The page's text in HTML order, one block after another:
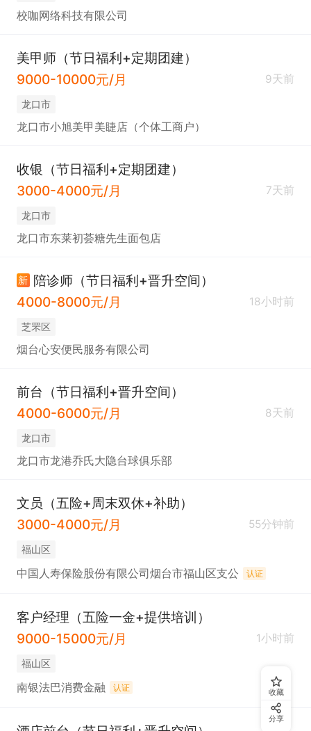
校咖网络科技有限公司
美甲师（节日福利+定期团建）
9000-10000元/月
9天前
龙口市
龙口市小旭美甲美睫店（个体工商户）
收银（节日福利+定期团建）
3000-4000元/月
7天前
龙口市
龙口市东莱初荟糖先生面包店
新 陪诊师（节日福利+晋升空间）
4000-8000元/月
18小时前
芝罘区
烟台心安便民服务有限公司
前台（节日福利+晋升空间）
4000-6000元/月
8天前
龙口市
龙口市龙港乔氏大隐台球俱乐部
文员（五险+周末双休+补助）
3000-4000元/月
55分钟前
福山区
中国人寿保险股份有限公司烟台市福山区支公 认证
客户经理（五险一金+提供培训）
9000-15000元/月
1小时前
福山区
南银法巴消费金融 认证 收藏
分享